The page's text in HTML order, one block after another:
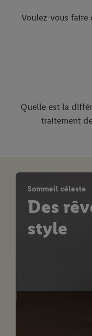
Voulez-vous faire
Quelle est la
traitement
Sommeil céleste
Des
style